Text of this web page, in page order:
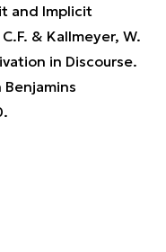
and Implicit
C.F. & Kallmeyer, W.
in Discourse.